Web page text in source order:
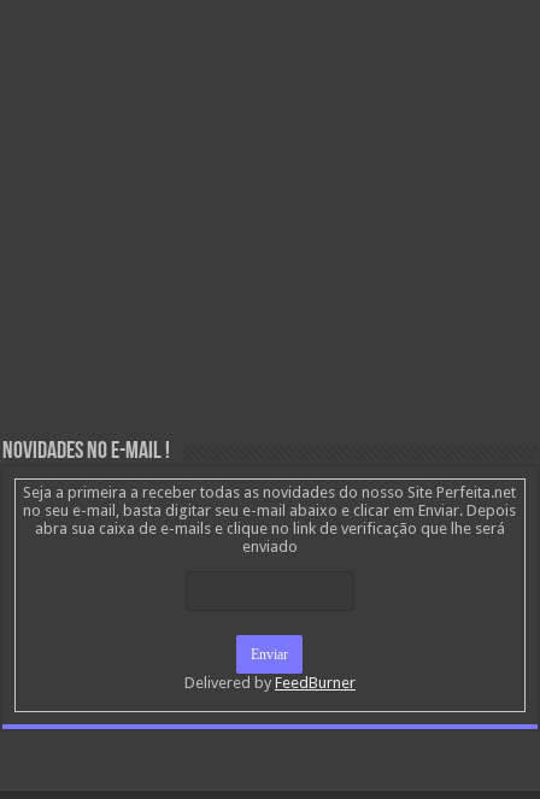
Novidades no E-mail !
Seja a primeira a receber todas as novidades do nosso Site Perfeita.net
no seu e-mail, basta digitar seu e-mail abaixo e clicar em Enviar. Depois
abra sua caixa de e-mails e clique no link de verificação que lhe será
enviado
Delivered by FeedBurner